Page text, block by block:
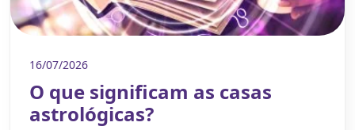
16/07/2026
O que significam as casas
astrológicas?